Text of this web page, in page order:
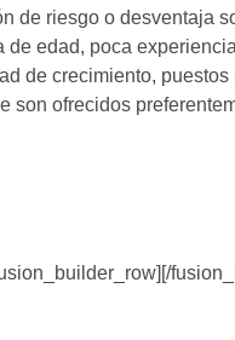
de riesgo o desventaja
edad, poca
de crecimiento,
son ofrecidos